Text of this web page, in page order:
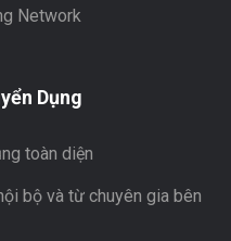
Network
Dụng
toàn diện
bộ và từ chuyên gia bên